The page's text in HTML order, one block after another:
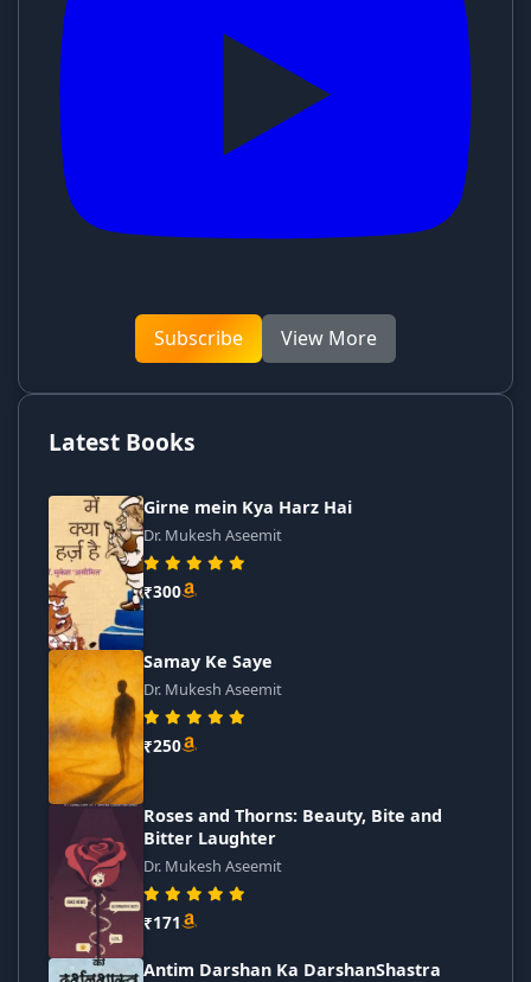
Subscribe View More
Latest Books
Girne mein Kya Harz Hai
Dr. Mukesh Aseemit
₹300
Samay Ke Saye
Dr. Mukesh Aseemit
₹250
Roses and Thorns: Beauty, Bite and
Bitter Laughter
Dr. Mukesh Aseemit
₹171
Antim Darshan Ka DarshanShastra